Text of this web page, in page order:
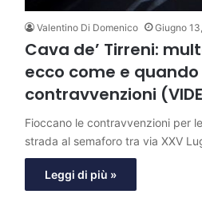
Valentino Di Domenico Giugno
Cava de’ Tirreni:
ecco come e
contravvenzioni
Fioccano le contravvenzioni per
strada al semaforo tra via XXV
Leggi di più »